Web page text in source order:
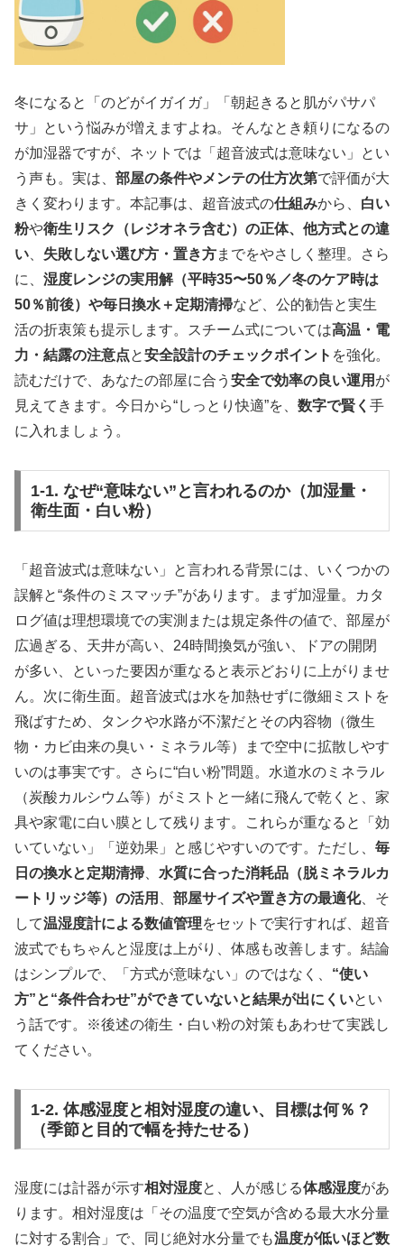
冬になると「のどがイガイガ」「朝起きると肌がパサパ
サ」という悩みが増えますよね。そんなとき頼りになるの
が加湿器ですが、ネットでは「超音波式は意味ない」とい
う声も。実は、 部屋の条件やメンテの仕方次第で評価が大
きく変わります。本記事は、超音波式の仕組みから、 白い
粉や衛生リスク（レジオネラ含む）の正体、他方式との違
い
失敗しない選び方・置き方までをやさしく整理。さら
に、 湿度レンジの実用解（平時35〜50％／冬のケア時は
50％前後）や毎日換水＋定期清掃など、公的勧告と実生
活の折衷策も提示します。スチーム式については高温・電
力・結露の注意点と安全設計のチェックポイント を強化。
読むだけで、あなたの部屋に合う 安全で効率の良い運用 が
見えてきます。今日から“しっとり快適”を、 数字で賢く 手
に入れましょう。
1-1. なぜ“意味ない”と言われるのか（加湿量・
衛生面・白い粉）
「超音波式は意味ない」と言われる背景には、いくつかの
誤解と“条件のミスマッチ”があります。まず加湿量。カタ
ログ値は理想環境での実測または規定条件の値で、部屋が
広過ぎる、天井が高い、24時間換気が強い、ドアの開閉
が多い、といった要因が重なると表示どおりに上がりませ
ん。次に衛生面。超音波式は水を加熱せずに微細ミストを
飛ばすため、タンクや水路が不潔だとその内容物（微生
物・カビ由来の臭い・ミネラル等）まで空中に拡散しやす
いのは事実です。さらに“白い粉”問題。水道水のミネラル
（炭酸カルシウム等）がミストと一緒に飛んで乾くと、家
具や家電に白い膜として残ります。これらが重なると「効
いていない」「逆効果」と感じやすいのです。ただし、 毎
日の換水と定期清掃
水質に合った消耗品（脱ミネラルカ
ートリッジ等）の活用
部屋サイズや置き方の最適化、そ
して温湿度計による数値管理をセットで実行すれば、超音
波式でもちゃんと湿度は上がり、体感も改善します。結論
はシンプルで、「方式が意味ない」のではなく、 “使い
方”と“条件合わせ”ができていないと結果が出にくいとい
う話です。※後述の衛生・白い粉の対策もあわせて実践し
てください。
1-2. 体感湿度と相対湿度の違い、目標は何％？
（季節と目的で幅を持たせる）
湿度には計器が示す相対湿度と、人が感じる体感湿度があ
ります。相対湿度は「その温度で空気が含める最大水分量
に対する割合」で、同じ絶対水分量でも温度が低いほど数